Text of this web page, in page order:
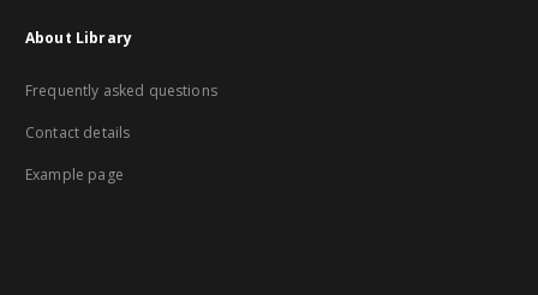
About Library
Frequently asked questions
Contact details
Example page